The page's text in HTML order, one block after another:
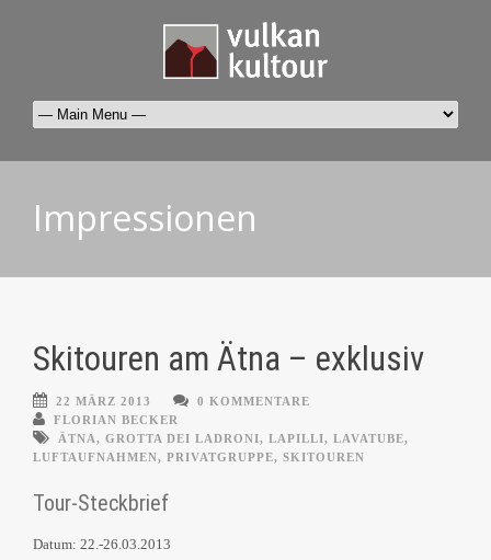
Impressionen
Skitouren am Ätna – exklusiv
22 MÄRZ 2013
0 KOMMENTARE
FLORIAN BECKER
ÄTNA, GROTTA DEI LADRONI, LAPILLI, LAVATUBE,
LUFTAUFNAHMEN, PRIVATGRUPPE, SKITOUREN
Tour-Steckbrief
Datum: 22.-26.03.2013